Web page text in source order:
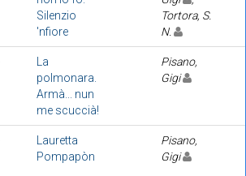
Silenzio
'nfiore
Tortora, S.
N.
La
polmonara.
Armà... nun
me scuccià!
Pisano,
Gigi
Lauretta
Pompapòn
Pisano,
Gigi